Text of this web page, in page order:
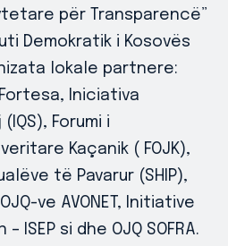
për Transparencë”
Demokratik i Kosovës
lokale partnere:
Fortesa, Iniciativa
Forumi i
Kaçanik ( FOJK),
të Pavarur (SHIP),
ve AVONET, Initiative
ISEP si dhe OJQ SOFRA.